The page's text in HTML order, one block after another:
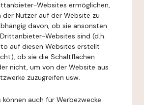
Websites ermöglichen,
der Nutzer auf der Website zu
davon, ob sie ansonsten
Websites sind (d.h.
auf diesen Websites erstellt
ob sie die Schaltflächen
nicht, um von der Website aus
zuzugreifen usw.
können auch für Werbezwecke